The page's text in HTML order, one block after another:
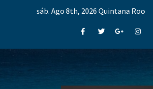
sáb. Ago 8th, 2026 Quintana Roo
FacebookTwitterGoogle+